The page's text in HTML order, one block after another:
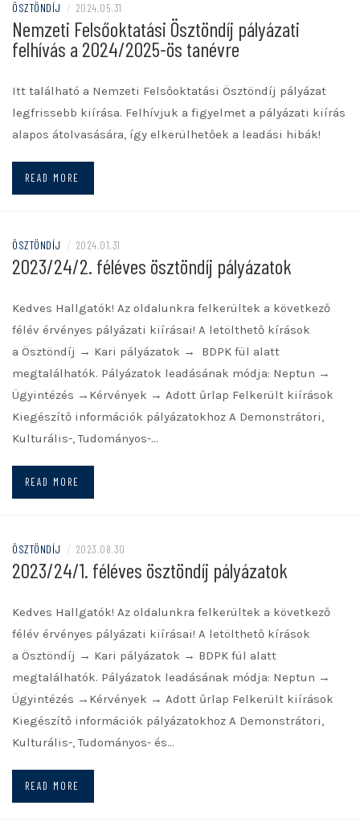
ÖSZTÖNDÍJ / 2024.05.31
Nemzeti Felsőoktatási Ösztöndíj pályázati
felhívás a 2024/2025-ös tanévre
Itt található a Nemzeti Felsőoktatási Ösztöndíj pályázat
legfrissebb kiírása. Felhívjuk a figyelmet a pályázati kiírás
alapos átolvasására, így elkerülhetőek a leadási hibák!
READ MORE
ÖSZTÖNDÍJ / 2024.01.31
2023/24/2. féléves ösztöndíj pályázatok
Kedves Hallgatók! Az oldalunkra felkerültek a következő
félév érvényes pályázati kiírásai! A letölthető kírások
a Ösztöndíj → Kari pályázatok → BDPK fül alatt
megtalálhatók. Pályázatok leadásának módja: Neptun →
Ügyintézés →Kérvények → Adott űrlap Felkerült kiírások
Kiegészítő információk pályázatokhoz A Demonstrátori,
Kulturális-, Tudományos-…
READ MORE
ÖSZTÖNDÍJ / 2023.08.30
2023/24/1. féléves ösztöndíj pályázatok
Kedves Hallgatók! Az oldalunkra felkerültek a következő
félév érvényes pályázati kiírásai! A letölthető kírások
a Ösztöndíj → Kari pályázatok → BDPK fül alatt
megtalálhatók. Pályázatok leadásának módja: Neptun →
Ügyintézés →Kérvények → Adott űrlap Felkerült kiírások
Kiegészítő információk pályázatokhoz A Demonstrátori,
Kulturális-, Tudományos- és…
READ MORE